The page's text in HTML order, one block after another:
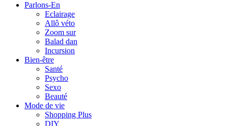
Parlons-En
Eclairage
Allô véto
Zoom sur
Balad dan
Incursion
Bien-être
Santé
Psycho
Sexo
Beauté
Mode de vie
Shopping Plus
DIY